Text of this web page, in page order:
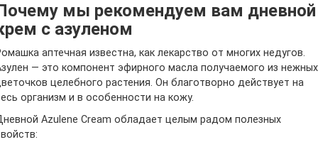
мы рекомендуем вам дневной
с азуленом
аптечная известна, как лекарство от многих недугов.
— это компонент эфирного масла получаемого из нежных
целебного растения. Он благотворно действует на
организм и в особенности на кожу.
Azulene Cream обладает целым радом полезных